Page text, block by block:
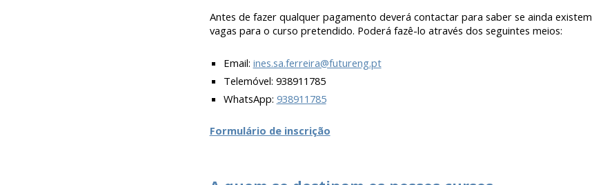
Antes de fazer qualquer pagamento deverá contactar para saber se ainda existem
vagas para o curso pretendido. Poderá fazê-lo através dos seguintes meios:
Email: ines.sa.ferreira@futureng.pt
Telemóvel: 938911785
WhatsApp: 938911785
Formulário de inscrição